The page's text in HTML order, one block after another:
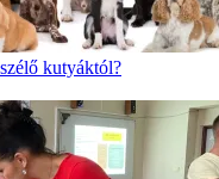
kutyáktól?